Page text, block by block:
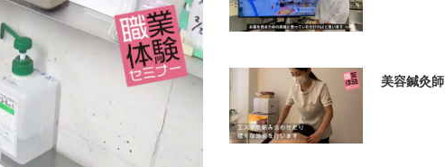
美容鍼灸師